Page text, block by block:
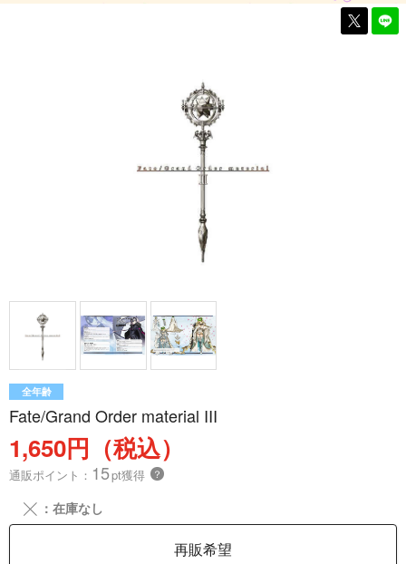
全年齢
Fate/Grand Order material III
1,650円（税込）
通販ポイント： 15pt獲得 ？
╳ ：在庫なし
再販希望